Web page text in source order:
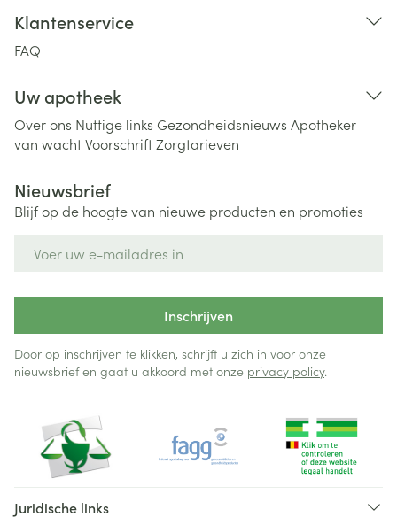
Klantenservice
FAQ
Uw apotheek
Over ons Nuttige links Gezondheidsnieuws Apotheker
van wachtVoorschriftZorgtarieven
Nieuwsbrief
Blijf op de hoogte van nieuwe producten en promoties
Inschrijven
Door op inschrijven te klikken, schrijft u zich in voor onze
nieuwsbrief en gaat u akkoord met onze privacy policy.
Juridische links